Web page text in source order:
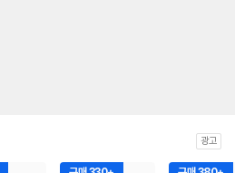
광고